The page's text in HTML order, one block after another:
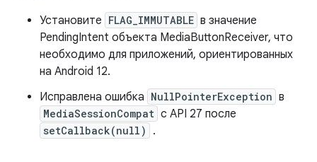
Установите FLAG_IMMUTABLE в значение
PendingIntent объекта MediaButtonReceiver, что
необходимо для приложений, ориентированных
на Android 12.
Исправлена ​​ошибка NullPointerException в
MediaSessionCompat с API 27 после
setCallback(null) .